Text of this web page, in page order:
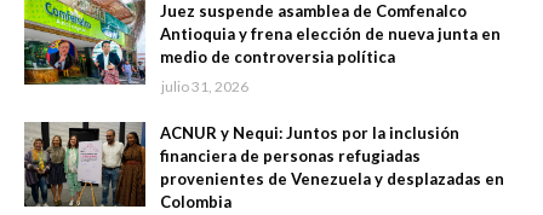
Juez suspende asamblea de Comfenalco
Antioquia y frena elección de nueva junta en
medio de controversia política
julio 31, 2026
ACNUR y Nequi: Juntos por la inclusión
financiera de personas refugiadas
provenientes de Venezuela y desplazadas en
Colombia